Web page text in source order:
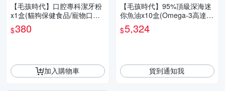
【毛孩時代】口腔專科潔牙粉
x1盒(貓狗保健食品/寵物口腔
保健)
$380
加入購物車
【毛孩時代】95%頂級深海迷
你魚油x10盒(Omega-3高達9
5%、24項國際專利、專利SP
D去腥味技術)
$5,324
貨到通知我